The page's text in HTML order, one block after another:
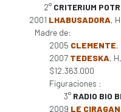
2° CRITERIUM
2001 LHABUSADORA,
Madre de:
2005 CLEMENTE,
2007 TEDESKA,
$12.363.000
Figuraciones :
3° RADIO BIO
2009 LE CIRAGAN